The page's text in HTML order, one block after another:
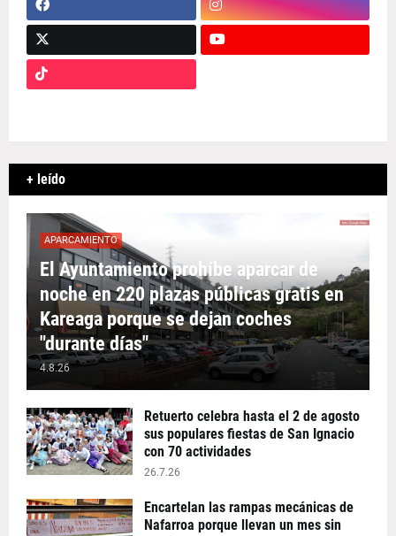
+ leído
APARCAMIENTO
El Ayuntamiento prohíbe aparcar de
noche en 220 plazas públicas gratis en
Kareaga porque se dejan coches
"durante días"
4.8.26
Retuerto celebra hasta el 2 de agosto
sus populares fiestas de San Ignacio
con 70 actividades
26.7.26
Encartelan las rampas mecánicas de
Nafarroa porque llevan un mes sin